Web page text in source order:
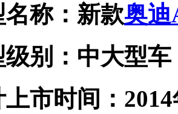
称：新款奥迪
别：中大型车
时间：2014